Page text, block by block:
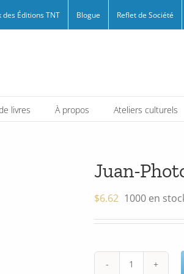
des Éditions TNT Blogue Reflet de Société
livres À propos Ateliers culturels
Juan-
$6.62 1000 en